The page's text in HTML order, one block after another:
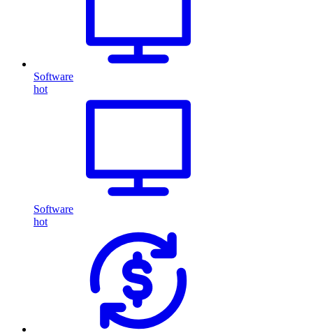
Software
hot
Software
hot